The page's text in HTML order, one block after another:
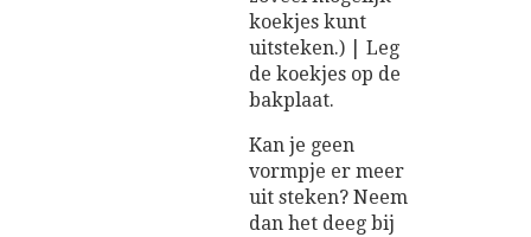
koekjes kunt
uitsteken.) | Leg
de koekjes op de
bakplaat.
Kan je geen
vormpje er meer
uit steken? Neem
dan het deeg bij